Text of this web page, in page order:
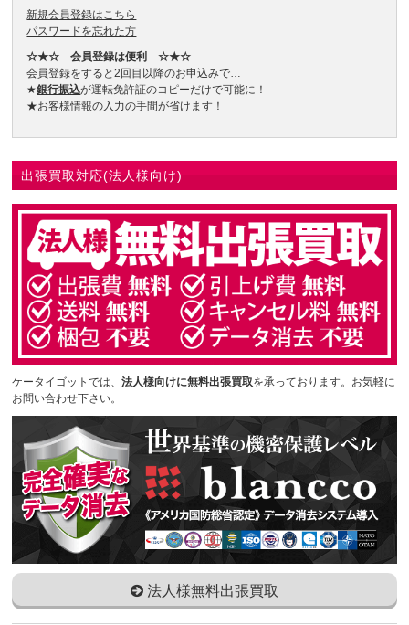
新規会員登録はこちら
パスワードを忘れた方
☆★☆ 会員登録は便利 ☆★☆
会員登録をすると2回目以降のお申込みで…
★銀行振込が運転免許証のコピーだけで可能に！
★お客様情報の入力の手間が省けます！
出張買取対応(法人様向け)
ケータイゴットでは、法人様向けに無料出張買取を承っております。お気軽に
お問い合わせ下さい。
法人様無料出張買取